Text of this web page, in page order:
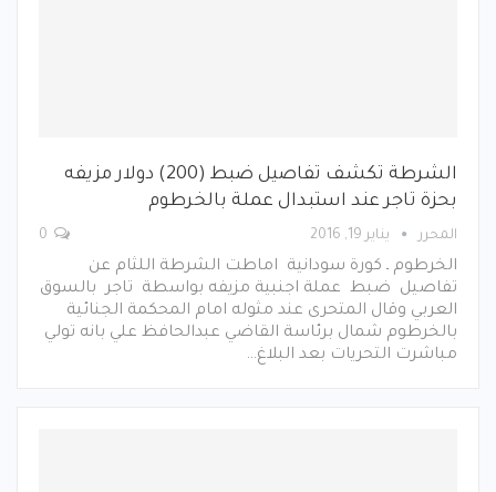
الشرطة تكشف تفاصيل ضبط (200) دولار مزيفه
بحزة تاجر عند استبدال عملة بالخرطوم
المحرر يناير 19, 2016
الخرطوم ـ كورة سودانية اماطت الشرطة اللثام عن
تفاصيل ضبط عملة اجنبية مزيفه بواسطة تاجر بالسوق
العربي وقال المتحرى عند مثوله امام المحكمة الجنائية
بالخرطوم شمال برئاسة القاضي عبدالحافظ علي بانه تولي
مباشرت التحريات بعد البلاغ…